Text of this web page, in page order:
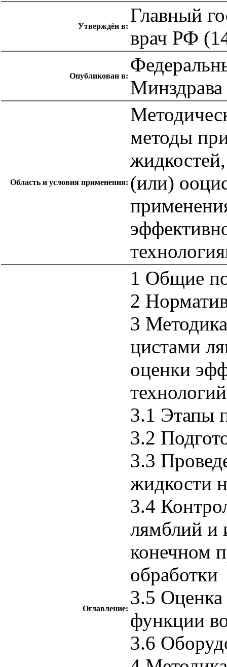
Утверждён в:
Главный
врач РФ
Опубликован в:
Область и условия применения:
методы
(или)
Оглавление:
1 Общие
2
3
цистами
оценки
технологий
3.1 Этапы
3.2
3.3
жидкости
3.4
лямблий и
конечном
обработки
3.5 Оценка
функции
3.6